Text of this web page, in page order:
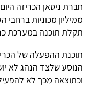
חברת ניסאן הכריזה
ממיליון מכוניות ברחבי
תקלת תוכנה במערכת
תוכנת ההפעלה של
הנוסע שלצד הנהג לא
וכתוצאה מכך לא